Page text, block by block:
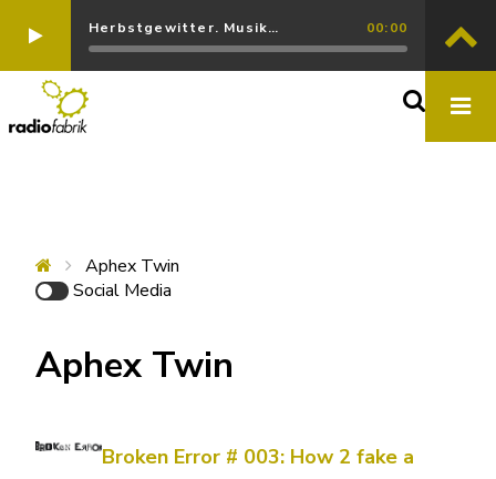
Herbstgewitter. Musik… 00:00
Aphex Twin
Social Media
Aphex Twin
Broken Error # 003: How 2 fake a